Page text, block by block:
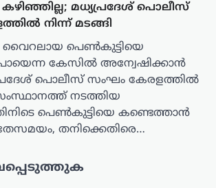
മധ്യപ്രദേശ് പൊലീസ്
നിന്ന് മടങ്ങി
വൈറലായ പെൺകുട്ടിയെ
കേസിൽ അന്വേഷിക്കാൻ
പൊലീസ് സംഘം കേരളത്തിൽ
സംസ്ഥാനത്ത് നടത്തിയ
പെൺകുട്ടിയെ കണ്ടെത്താൻ
തനിക്കെതിരെ…